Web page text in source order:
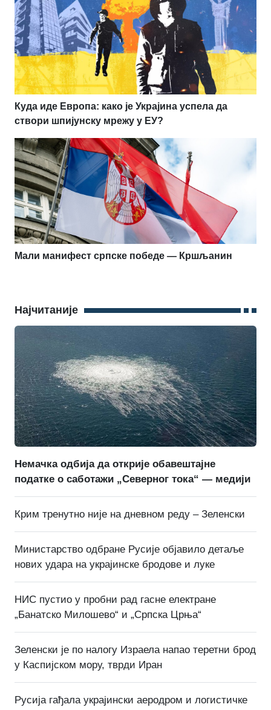
Куда иде Европа: како је Украјина успела да
створи шпијунску мрежу у ЕУ?
Мали манифест српске победе — Кршљанин
Најчитаније
Немачка одбија да открије обавештајне
податке о саботажи „Северног тока“ — медији
Крим тренутно није на дневном реду – Зеленски
Министарство одбране Русије објавило детаље
нових удара на украјинске бродове и луке
НИС пустио у пробни рад гасне електране
„Банатско Милошево“ и „Српска Црња“
Зеленски је по налогу Израела напао теретни брод
у Каспијском мору, тврди Иран
Русија гађала украјински аеродром и логистичке